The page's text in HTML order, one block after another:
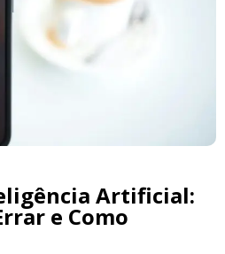
Artificial:
e Como